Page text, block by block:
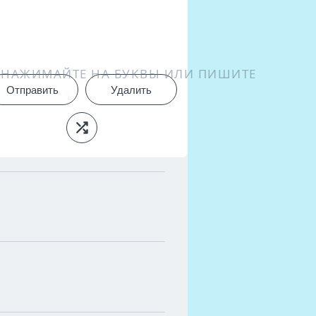
НАЖИМАЙТЕ НА БУКВЫ ИЛИ ПИШИТЕ
Отправить Удалить